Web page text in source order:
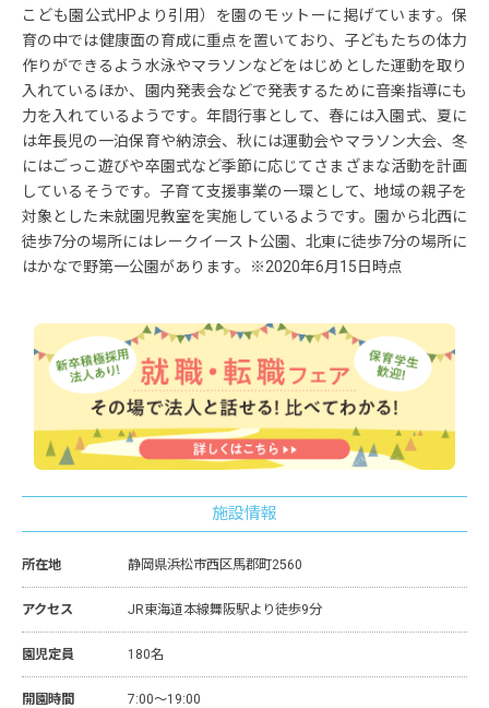
こども園公式HPより引用）を園のモットーに掲げています。保
育の中では健康面の育成に重点を置いており、子どもたちの体力
作りができるよう水泳やマラソンなどをはじめとした運動を取り
入れているほか、園内発表会などで発表するために音楽指導にも
力を入れているようです。年間行事として、春には入園式、夏に
は年長児の一泊保育や納涼会、秋には運動会やマラソン大会、冬
にはごっこ遊びや卒園式など季節に応じてさまざまな活動を計画
しているそうです。子育て支援事業の一環として、地域の親子を
対象とした未就園児教室を実施しているようです。園から北西に
徒歩7分の場所にはレークイースト公園、北東に徒歩7分の場所に
はかなで野第一公園があります。※2020年6月15日時点
施設情報
所在地 静岡県浜松市西区馬郡町2560
アクセス JR東海道本線舞阪駅より徒歩9分
園児定員 180名
開園時間 7:00～19:00